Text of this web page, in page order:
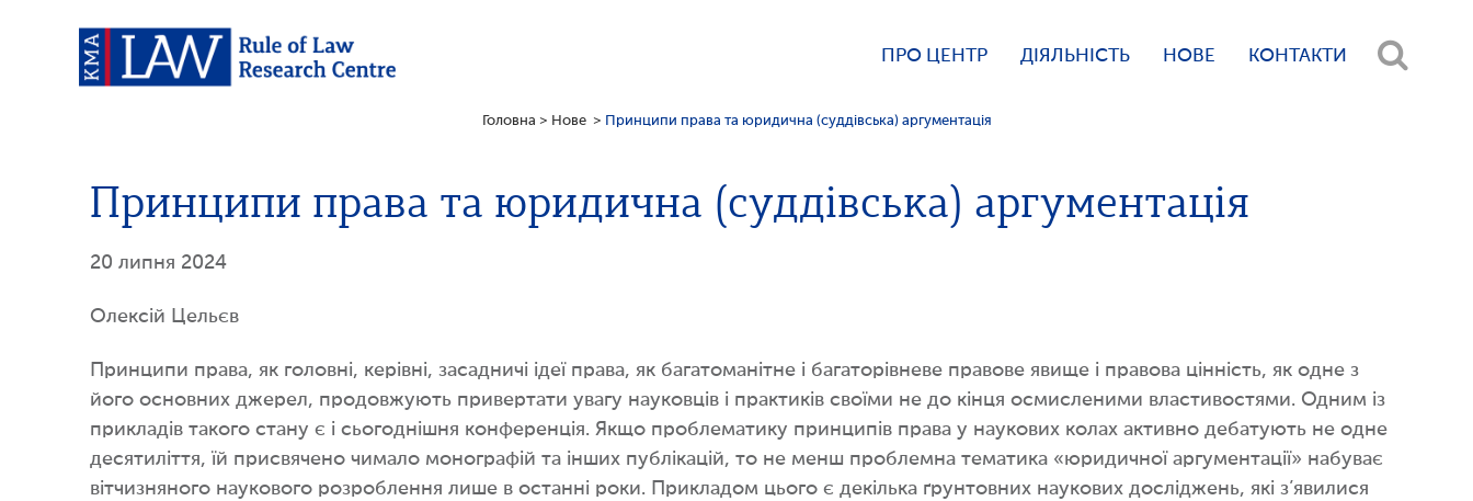
ПРО ЦЕНТР ДІЯЛЬНІСТЬ НОВЕ КОНТАКТИ
Головна > Нове > Принципи права та юридична (суддівська) аргументація
Принципи права та юридична (суддівська) аргументація
20 липня 2024
Олексій Цельєв
Принципи права, як головні, керівні, засадничі ідеї права, як багатоманітне і багаторівневе правове явище і правова цінність, як одне з
його основних джерел, продовжують привертати увагу науковців і практиків своїми не до кінця осмисленими властивостями. Одним із
прикладів такого стану є і сьогоднішня конференція. Якщо проблематику принципів права у наукових колах активно дебатують не одне
десятиліття, їй присвячено чимало монографій та інших публікацій, то не менш проблемна тематика «юридичної аргументації» набуває
вітчизняного наукового розроблення лише в останні роки. Прикладом цього є декілька ґрунтовних наукових досліджень, які з’явилися